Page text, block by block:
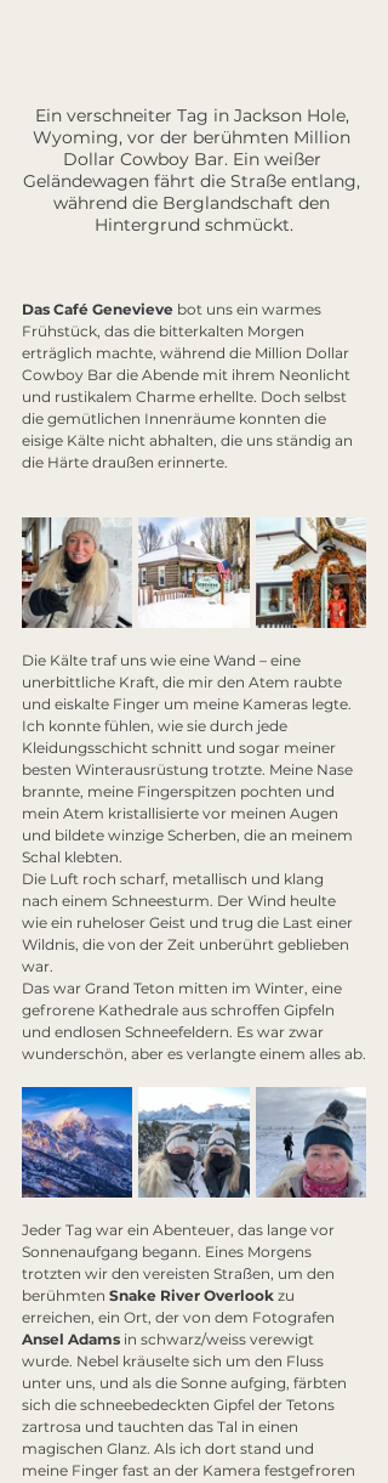
Ein verschneiter Tag in Jackson Hole,
Wyoming, vor der berühmten Million
Dollar Cowboy Bar. Ein weißer
Geländewagen fährt die Straße entlang,
während die Berglandschaft den
Hintergrund schmückt.
Das Café Genevieve bot uns ein warmes
Frühstück, das die bitterkalten Morgen
erträglich machte, während die Million Dollar
Cowboy Bar die Abende mit ihrem Neonlicht
und rustikalem Charme erhellte. Doch selbst
die gemütlichen Innenräume konnten die
eisige Kälte nicht abhalten, die uns ständig an
die Härte draußen erinnerte.
Die Kälte traf uns wie eine Wand – eine
unerbittliche Kraft, die mir den Atem raubte
und eiskalte Finger um meine Kameras legte.
Ich konnte fühlen, wie sie durch jede
Kleidungsschicht schnitt und sogar meiner
besten Winterausrüstung trotzte. Meine Nase
brannte, meine Fingerspitzen pochten und
mein Atem kristallisierte vor meinen Augen
und bildete winzige Scherben, die an meinem
Schal klebten.
Die Luft roch scharf, metallisch und klang
nach einem Schneesturm. Der Wind heulte
wie ein ruheloser Geist und trug die Last einer
Wildnis, die von der Zeit unberührt geblieben
war.
Das war Grand Teton mitten im Winter, eine
gefrorene Kathedrale aus schroffen Gipfeln
und endlosen Schneefeldern. Es war zwar
wunderschön, aber es verlangte einem alles ab.
Jeder Tag war ein Abenteuer, das lange vor
Sonnenaufgang begann. Eines Morgens
trotzten wir den vereisten Straßen, um den
berühmten Snake River Overlook zu
erreichen, ein Ort, der von dem Fotografen
Ansel Adams in schwarz/weiss verewigt
wurde. Nebel kräuselte sich um den Fluss
unter uns, und als die Sonne aufging, färbten
sich die schneebedeckten Gipfel der Tetons
zartrosa und tauchten das Tal in einen
magischen Glanz. Als ich dort stand und
meine Finger fast an der Kamera festgefroren